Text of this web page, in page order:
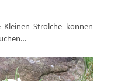
Strolche können